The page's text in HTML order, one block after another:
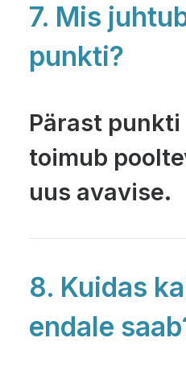
7. Mis
punkti?
Pärast
toimub
uus avavise.
8. Kuidas
endale